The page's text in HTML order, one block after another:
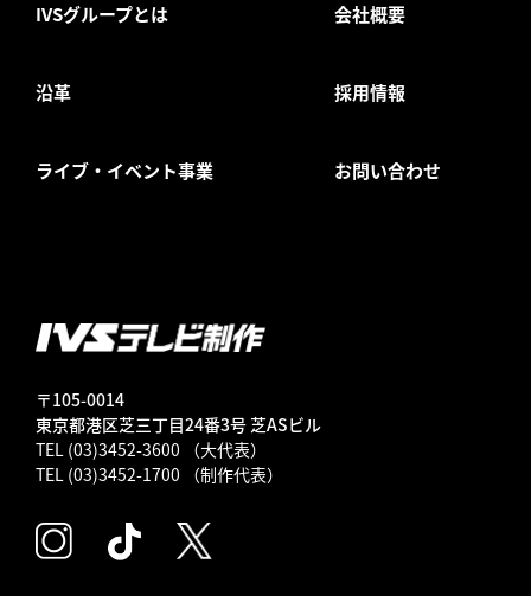
IVSグループとは 会社概要
沿革 採用情報
ライブ・イベント事業 お問い合わせ
〒105-0014
東京都港区芝三丁目24番3号 芝ASビル
TEL (03)3452-3600 （大代表）
TEL (03)3452-1700 （制作代表）